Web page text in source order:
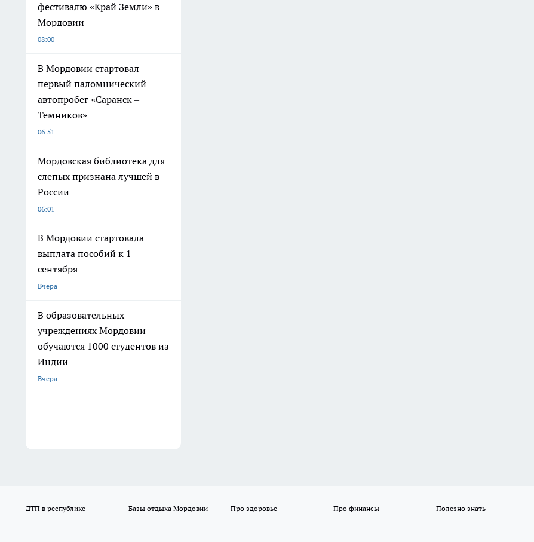
фестивалю «Край Земли» в
Мордовии
08:00
В Мордовии стартовал
первый паломнический
автопробег «Саранск –
Темников»
06:51
Мордовская библиотека для
слепых признана лучшей в
России
06:01
В Мордовии стартовала
выплата пособий к 1
сентября
Вчера
В образовательных
учреждениях Мордовии
обучаются 1000 студентов из
Индии
Вчера
ДТП в республике Базы отдыха Мордовии Про здоровье Про финансы Полезно знать